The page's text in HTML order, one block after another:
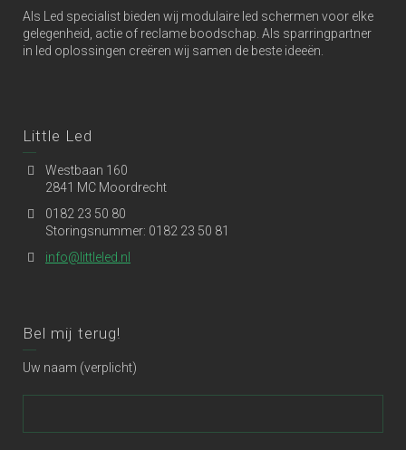
Als Led specialist bieden wij modulaire led schermen voor elke
gelegenheid, actie of reclame boodschap. Als sparringpartner
in led oplossingen creëren wij samen de beste ideeën.
Little Led
Westbaan 160
2841 MC Moordrecht
0182 23 50 80
Storingsnummer: 0182 23 50 81
info@littleled.nl
Bel mij terug!
Uw naam (verplicht)